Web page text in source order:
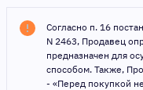
Согласно п. 16
N 2463, Продавец
предназначен для
способом. Также,
- «Перед покупкой